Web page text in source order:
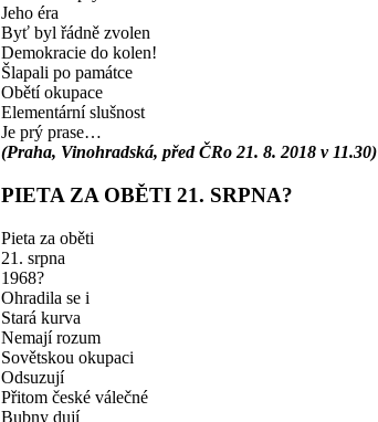
Jeho éra
Byť byl řádně zvolen
Demokracie do kolen!
Šlapali po památce
Obětí okupace
Elementární slušnost
Je prý prase…
(Praha, Vinohradská, před ČRo 21. 8. 2018 v 11.30)
PIETA ZA OBĚTI 21. SRPNA?
Pieta za oběti
21. srpna
1968?
Ohradila se i
Stará kurva
Nemají rozum
Sovětskou okupaci
Odsuzují
Přitom české válečné
Bubny dují